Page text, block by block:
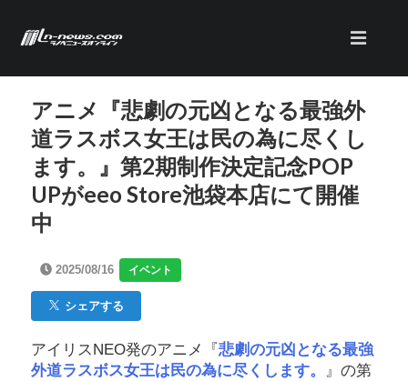
アニメ『悲劇の元凶となる最強外
道ラスボス女王は民の為に尽くし
ます。』第2期制作決定記念POP
UPがeeo Store池袋本店にて開催
中
2025/08/16 イベント
シェアする
アイリスNEO発のアニメ『 悲劇の元凶となる最強
外道ラスボス女王は民の為に尽くします。
』の第